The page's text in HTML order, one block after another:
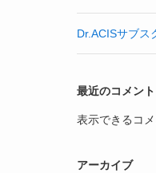
Dr.ACISサブス
最近のコメント
表示できるコ
アーカイブ